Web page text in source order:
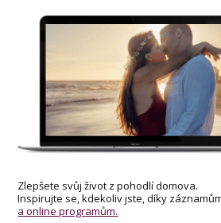
Zlepšete svůj život z pohodlí domova.
Inspirujte se, kdekoliv jste, díky
a online programům.